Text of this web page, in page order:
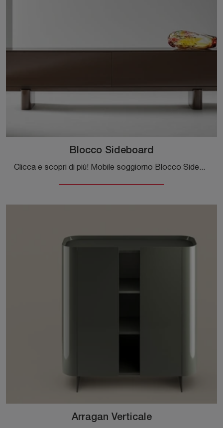
Blocco Sideboard
Clicca e scopri di più! Mobile soggiorno Blocco Sideboard di Bonaldo in legno laccato: ti sta aspettando per completare le tue stanze moderne.
Arragan Verticale